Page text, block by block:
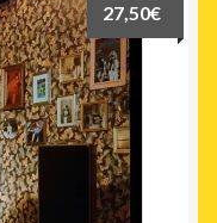
27,50€